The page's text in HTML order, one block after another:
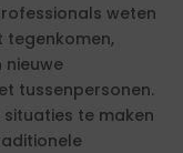
weten
tegenkomen,
nieuwe
tussenpersonen.
te maken